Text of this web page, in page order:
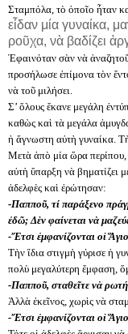
Σταμπόλα, τὸ ὁποῖο ἦταν
εἶδαν μία γυναίκα,
ροῦχα, νὰ βαδίζει
Ἐφαινόταν σὰν νὰ
προσήλωσε ἐπίμονα τὸν
νὰ τοῦ μιλήσει.
Σ’ ὅλους ἔκανε μεγάλη
καθὼς καὶ τὰ μεγάλα
ἡ ἄγνωστη αὐτὴ γυναίκα.
Μετὰ ἀπὸ μία ὥρα
αὐτὴ ὕπαρξη νὰ βηματίζει
ἀδελφὲς καὶ ἐρώτησαν:
-Παπποῦ, τί παράξενο
ἐδῶ; Δὲν φαίνεται νὰ
-Ἔτσι ἐμφανίζονται οἱ
Τὴν ἴδια στιγμὴ γύρισε ἡ
πολὺ μεγαλύτερη ἔμφαση,
-Παπποῦ, σταθεῖτε νὰ
Ἀλλὰ ἐκεῖνος, χωρὶς νὰ
-Ἔτσι ἐμφανίζονται οἱ